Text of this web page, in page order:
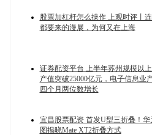
股票加杠杆怎么操作 上观时评丨
都要来的漫展，为何又在上海
证券配资平台 上半年苏州规模以
产值突破25000亿元，电子信息业
四个月两位数增长
宜昌股票配资 首发U型三折叠！华
图揭晓Mate XT2折叠方式